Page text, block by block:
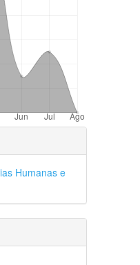
Humanas e